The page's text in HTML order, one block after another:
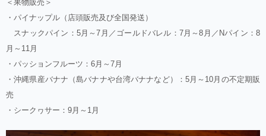
＜果物販売＞
・パイナップル（店頭販売及び全国発送）
スナックパイン：5月～7月／ゴールドバレル：7月～8月／Nパイン：8
月～11月
・パッションフルーツ：6月～7月
・沖縄県産バナナ（島バナナや台湾バナナなど）：5月～10月の不定期販
売
・シークヮサー：9月～1月